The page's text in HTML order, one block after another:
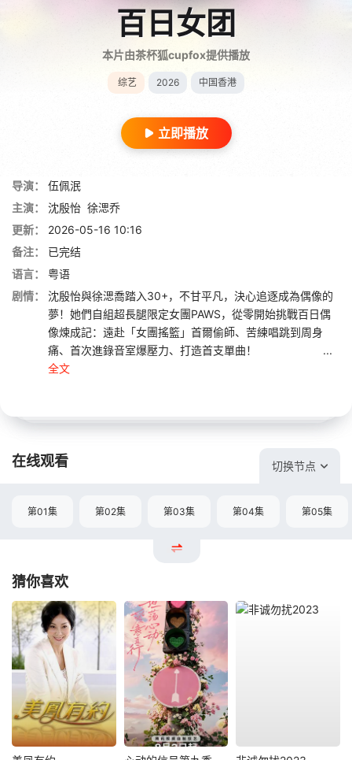
百日女团
本片由茶杯狐cupfox提供播放
综艺 2026 中国香港
立即播放
导演：
伍佩泯
主演：
沈殷怡 徐㴓乔
更新：
2026-05-16 10:16
备注：
已完结
语言：
粤语
剧情：
沈殷怡與徐㴓喬踏入30+，不甘平凡，決心追逐成為偶像的
夢！她們自組超長腿限定女團PAWS，從零開始挑戰百日偶
像煉成記：遠赴「女團搖籃」首爾偷師、苦練唱跳到周身
痛、首次進錄音室爆壓力、打造首支單曲！ ...
全文
在线观看 切换节点
第01集 第02集 第03集 第04集 第05集
猜你喜欢